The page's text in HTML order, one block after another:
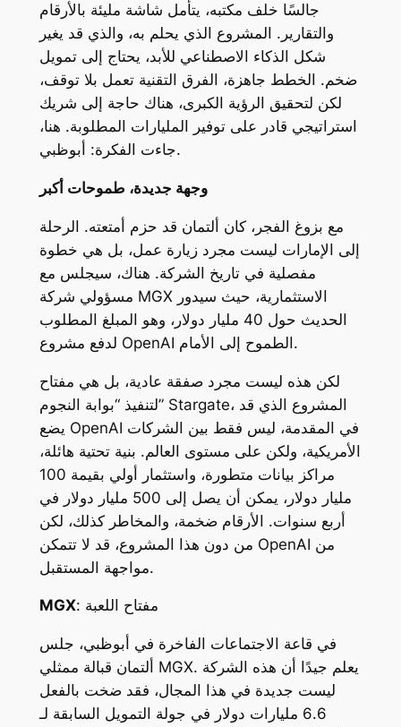
جالسًا خلف مكتبه، يتأمل شاشة مليئة بالأرقام
والتقارير. المشروع الذي يحلم به، والذي قد يغير
شكل الذكاء الاصطناعي للأبد، يحتاج إلى تمويل
ضخم. الخطط جاهزة، الفرق التقنية تعمل بلا توقف،
لكن لتحقيق الرؤية الكبرى، هناك حاجة إلى شريك
استراتيجي قادر على توفير المليارات المطلوبة. هنا،
جاءت الفكرة: أبوظبي.
وجهة جديدة، طموحات أكبر
مع بزوغ الفجر، كان ألتمان قد حزم أمتعته. الرحلة
إلى الإمارات ليست مجرد زيارة عمل، بل هي خطوة
مفصلية في تاريخ الشركة. هناك، سيجلس مع
مسؤولي شركة MGX الاستثمارية، حيث سيدور
الحديث حول 40 مليار دولار، وهو المبلغ المطلوب
لدفع مشروع OpenAI الطموح إلى الأمام.
لكن هذه ليست مجرد صفقة عادية، بل هي مفتاح
لتنفيذ “بوابة النجوم” Stargate، المشروع الذي قد
يضع OpenAI في المقدمة، ليس فقط بين الشركات
الأمريكية، ولكن على مستوى العالم. بنية تحتية هائلة،
مراكز بيانات متطورة، واستثمار أولي بقيمة 100
مليار دولار، يمكن أن يصل إلى 500 مليار دولار في
أربع سنوات. الأرقام ضخمة، والمخاطر كذلك، لكن
من دون هذا المشروع، قد لا تتمكن OpenAI من
مواجهة المستقبل.
MGX : مفتاح اللعبة
في قاعة الاجتماعات الفاخرة في أبوظبي، جلس
ألتمان قبالة ممثلي MGX. يعلم جيدًا أن هذه الشركة
ليست جديدة في هذا المجال، فقد ضخت بالفعل
6.6 مليارات دولار في جولة التمويل السابقة لـ